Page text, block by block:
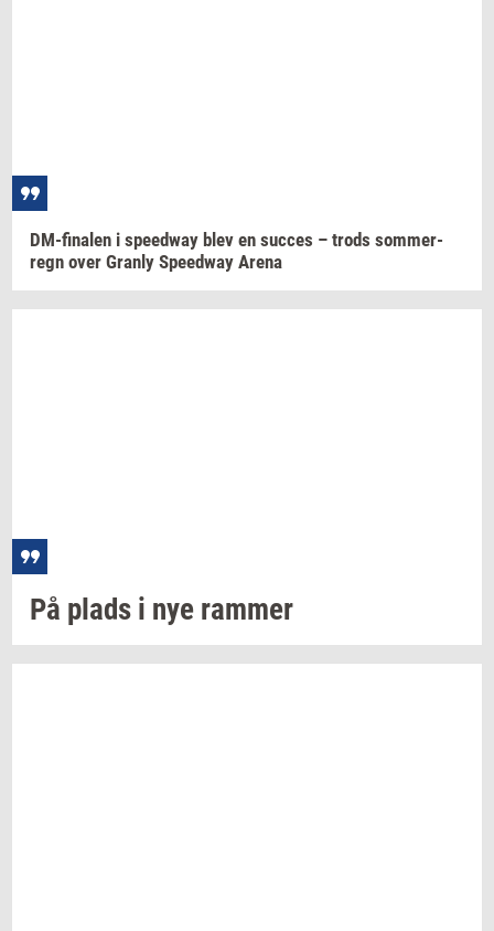
DM-​finalen i spe­edway blev en suc­ces – trods som­mer­
regn over Gran­ly Spe­edway Arena
På plads i nye ram­mer